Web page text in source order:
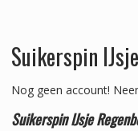
Suikerspin
Nog geen account!
Suikerspin IJsje